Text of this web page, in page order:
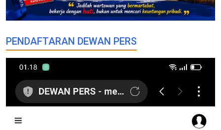
PENDAFTARAN DEWAN PERS